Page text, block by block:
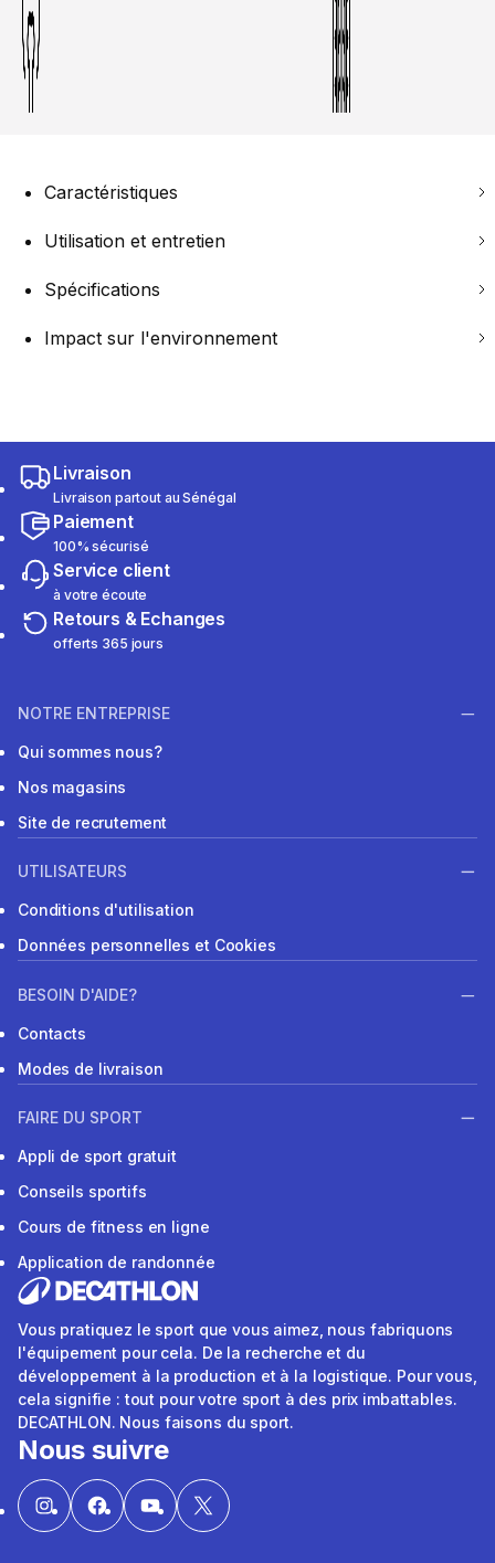
Caractéristiques
Utilisation et entretien
Spécifications
Impact sur l'environnement
Livraison
Livraison partout au Sénégal
Paiement
100% sécurisé
Service client
à votre écoute
Retours & Echanges
offerts 365 jours
NOTRE ENTREPRISE
Qui sommes nous?
Nos magasins
Site de recrutement
UTILISATEURS
Conditions d'utilisation
Données personnelles et Cookies
BESOIN D'AIDE?
Contacts
Modes de livraison
FAIRE DU SPORT
Appli de sport gratuit
Conseils sportifs
Cours de fitness en ligne
Application de randonnée
Vous pratiquez le sport que vous aimez, nous fabriquons
l'équipement pour cela. De la recherche et du
développement à la production et à la logistique. Pour vous,
cela signifie : tout pour votre sport à des prix imbattables.
DECATHLON. Nous faisons du sport.
Nous suivre